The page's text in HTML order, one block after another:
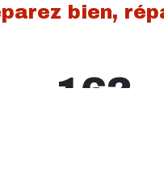
bien,
162